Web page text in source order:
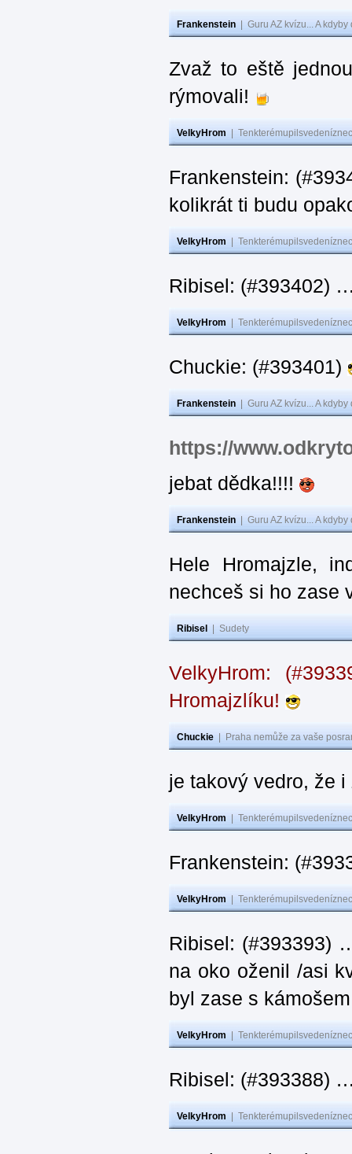
Frankenstein Guru AZ kvízu... A
Zvaž to eště
rýmovali!
VelkyHrom
Frankenstein:
kolikrát ti budu
VelkyHrom
Ribisel: (#393402)
VelkyHrom
Chuckie: (#393401)
Frankenstein Guru AZ kvízu... A
https://
jebat dědka!!!!
Frankenstein Guru AZ kvízu... A
Hele Hromajzle,
nechceš si ho zase
Ribisel Sudety
VelkyHrom:
Hromajzlíku!
Chuckie Praha nemůže za vaše
je takový vedro, že
VelkyHrom
Frankenstein:
VelkyHrom
Ribisel: (#393393)
na oko oženil /asi
byl zase s
VelkyHrom
Ribisel: (#393388)
VelkyHrom